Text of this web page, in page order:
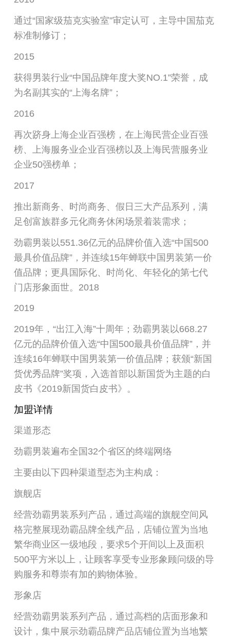
通过“国家级茄克实验室”审定认可，主导中国茄克
标准制修订；
2015
获得男装行业“中国品牌年度大奖NO.1”荣誉，成
为名副其实的“上海名牌”；
2016
再次跻身上海企业百强榜，在上海民营企业百强
榜、上海服务业企业百强榜以及上海民营服务业
企业50强榜单；
2017
推出新商务、时尚商务、假日三大产品系列，满
足创富族群多元化商务休闲场景着装需求；
劲霸男装以551.36亿元的品牌价值入选“中国500
最具价值品牌”，并连续15年蝉联中国男装第一价
值品牌；更具国际化、时尚化、年轻化的第七代
门店形象面世。2018
2019
2019年，“出江入海”十周年；劲霸男装以668.27
亿元的品牌价值入选“中国500最具价值品牌”，并
连续16年蝉联中国男装第一价值品牌；获颁“新国
货优秀品牌”奖项，入选首部以新国货为主题的白
皮书《2019新国货白皮书》。
加盟详情
渠道形态
劲霸男装遍布全国32个省区的终端网络
主要由以下四种渠道型态为主构成：
旗舰店
经营劲霸男装系列产品，通过高端的旗舰空间风
格完整展现劲霸品牌全线产品，店铺位置为当地
繁华商业区一级地段，要求5个开间以上及面积
500平方米以上，让顾客享受专业形象顾问级的导
购服务和尊崇有加的购物体验。
形象店
经营劲霸男装系列产品，通过高档的店面形象和
设计，集中展示劲霸品牌产品店铺位置为当地繁